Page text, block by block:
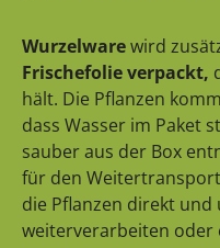
Wurzelwarewird
Frischefolie verpackt,
hält. Die Pflanzen
dass Wasser im Paket
sauber aus der Box
für den
die Pflanzen direkt
weiterverarbeiten oder